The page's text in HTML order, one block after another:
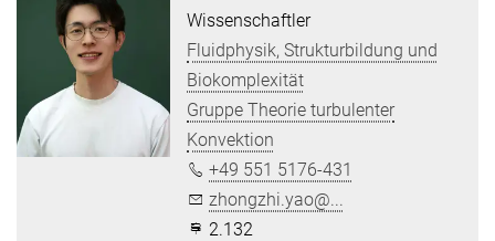
Wissenschaftler
Fluidphysik, Strukturbildung und
Biokomplexität
Gruppe Theorie turbulenter
Konvektion
+49 551 5176-431
zhongzhi.yao@...
2.132